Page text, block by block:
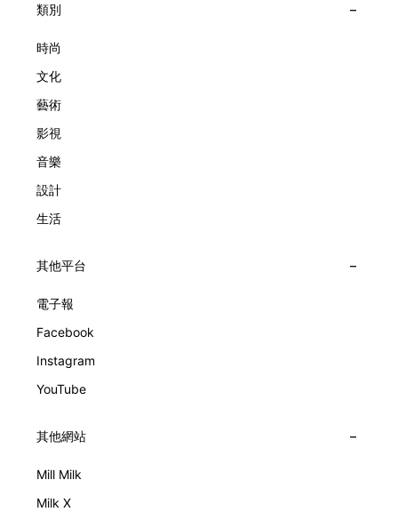
子，以及訴說時間的珠寶。每個主題展區都有精美的佈置回應
大主題展區，彰顯世家的核心價值。2010年，Van Cleef &
級鐘錶大賞（Grand Prix d'Horlogerie de Genève）中獲獎的
擁而吻。雙逆跳機芯精準驅動這場機械浪漫，讓時間不再是抽
象概念，而是心跳的律動。 故事並未完結，2025年推出的
Lady Arpels Bal des Amoureux
類別
時尚
文化
藝術
影視
音樂
設計
生活
其他平台
電子報
Facebook
Instagram
YouTube
其他網站
Mill Milk
Milk X